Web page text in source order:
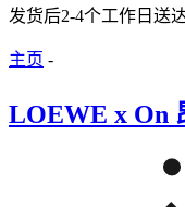
发货后2-4个工作日送
主页 -
LOEWE x On